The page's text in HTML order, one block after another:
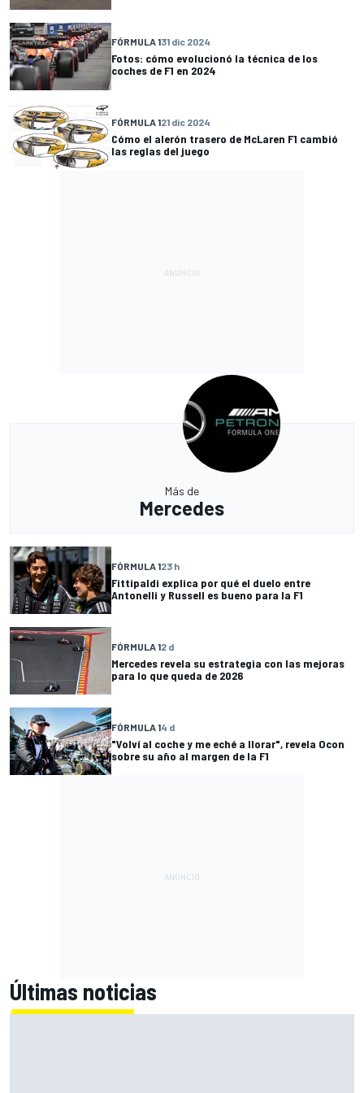
FÓRMULA 131 dic 2024
Fotos: cómo evolucionó la técnica de los
coches de F1 en 2024
FÓRMULA 121 dic 2024
Cómo el alerón trasero de McLaren F1 cambió
las reglas del juego
Más de
Mercedes
FÓRMULA 123 h
Fittipaldi explica por qué el duelo entre
Antonelli y Russell es bueno para la F1
FÓRMULA 12 d
Mercedes revela su estrategia con las mejoras
para lo que queda de 2026
FÓRMULA 14 d
"Volví al coche y me eché a llorar", revela Ocon
sobre su año al margen de la F1
Últimas noticias